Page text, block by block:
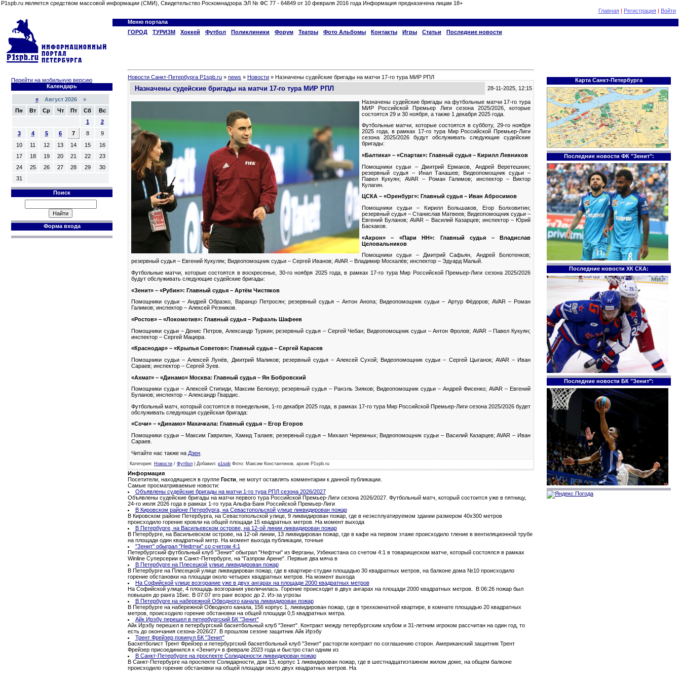
P1spb.ru является средством массовой информации (СМИ), Свидетельство Роскомнадзора ЭЛ № ФС 77 - 64849 от 10 февраля 2016 года Информация предназачена лицам 18+
Главная | Регистрация | Войти
Меню портала
ГОРОД
ТУРИЗМ Хоккей Футбол Поликлиники Форум Театры Фото Альбомы Контакты Игры Статьи Последние новости
Перейти на мобильную версию
Календарь
«Август 2026 »
Пн
Вт Ср Чт Пт Сб
Вс
1
2
3
4 5 6 7 8
9
10
11 12 13 14 15
16
17
18 19 20 21 22
23
24
25 26 27 28 29
30
31
Поиск
Форма входа
Новости Санкт-Петербурга P1spb.ru » news » Новости » Назначены судейские бригады на матчи 17-го тура МИР РПЛ
Назначены судейские бригады на матчи 17-го тура МИР РПЛ 28-11-2025, 12:15
Назначены судейские бригады на футбольные матчи 17-го тура
МИР Российской Премьер Лиги сезона 2025/2026, которые
состоятся 29 и 30 ноября, а также 1 декабря 2025 года.
Футбольные матчи, которые состоятся в субботу, 29-го ноября
2025 года, в рамках 17-го тура Мир Российской Премьер-Лиги
сезона 2025/2026 будут обслуживать следующие судейские
бригады:
«Балтика» – «Спартак»: Главный судья – Кирилл Левников
Помощники судьи – Дмитрий Ермаков, Андрей Веретешкин;
резервный судья – Инал Танашев; Видеопомощник судьи –
Павел Кукуян; AVAR – Роман Галимов; инспектор – Виктор
Кулагин.
ЦСКА – «Оренбург»: Главный судья – Иван Абросимов
Помощники судьи – Кирилл Большаков, Егор Болховитин;
резервный судья – Станислав Матвеев; Видеопомощник судьи –
Евгений Буланов; AVAR – Василий Казарцев; инспектор – Юрий
Баскаков.
«Акрон» – «Пари НН»: Главный судья – Владислав
Целовальников
Помощники судьи – Дмитрий Сафьян, Андрей Болотенков;
резервный судья – Евгений Кукуляк; Видеопомощник судьи – Сергей Иванов; AVAR – Владимир Москалёв; инспектор – Эдуард Малый.
Футбольные матчи, которые состоятся в воскресенье, 30-го ноября 2025 года, в рамках 17-го тура Мир Российской Премьер-Лиги сезона 2025/2026
будут обслуживать следующие судейские бригады:
«Зенит» – «Рубин»: Главный судья – Артём Чистяков
Помощники судьи – Андрей Образко, Варанцо Петросян; резервный судья – Антон Анопа; Видеопомощник судьи – Артур Фёдоров; AVAR – Роман
Галимов; инспектор – Алексей Резников.
«Ростов» – «Локомотив»: Главный судья – Рафаэль Шафеев
Помощники судьи – Денис Петров, Александр Туркин; резервный судья – Сергей Чебан; Видеопомощник судьи – Антон Фролов; AVAR – Павел Кукуян;
инспектор – Сергей Мацюра.
«Краснодар» – «Крылья Советов»: Главный судья – Сергей Карасев
Помощники судьи – Алексей Лунёв, Дмитрий Маликов; резервный судья – Алексей Сухой; Видеопомощник судьи – Сергей Цыганок; AVAR – Иван
Сараев; инспектор – Сергей Зуев.
«Ахмат» – «Динамо» Москва: Главный судья – Ян Бобровский
Помощники судьи – Алексей Стипиди, Максим Белокур; резервный судья – Ранэль Зияков; Видеопомощник судьи – Андрей Фисенко; AVAR – Евгений
Буланов; инспектор – Александр Гвардис.
Футбольный матч, который состоятся в понедельник, 1-го декабря 2025 года, в рамках 17-го тура Мир Российской Премьер-Лиги сезона 2025/2026 будет
обслуживать следующая судейская бригада:
«Сочи» – «Динамо» Махачкала: Главный судья – Егор Егоров
Помощники судьи – Максим Гаврилин, Хамид Талаев; резервный судья – Михаил Черемных; Видеопомощник судьи – Василий Казарцев; AVAR – Иван
Сараев.
Читайте нас также на Дзен
Категория: Новости / Футбол Добавил: p1spb Фото: Максим Константинов, архив P1spb.ru
Информация
Посетители, находящиеся в группе Гости , не могут оставлять комментарии к данной публикации.
Самые просматриваемые новости:
Объявлены судейские бригады на матчи 1-го тура РПЛ сезона 2026/2027
Объявлены судейские бригады на матчи первого тура Российской Премьер-Лиги сезона 2026/2027. Футбольный матч, который состоится уже в пятницу,
24-го июля 2026 года в рамках 1-го тура Альфа-Банк Российской Премьер-Лиги
В Кировском районе Петербурга, на Севастопольской улице ликвидирован пожар
В Кировском районе Петербурга, на Севастопольской улице, 9 ликвидирован пожар, где в неэксплуатируемом здании размером 40х300 метров
происходило горение кровли на общей площади 15 квадратных метров. На момент выхода
В Петербурге, на Васильевском острове, на 12-ой линии ликвидирован пожар
В Петербурге, на Васильевском острове, на 12-ой линии, 13 ликвидирован пожар, где в кафе на первом этаже происходило тление в вентиляционной трубе
на площади один квадратный метр. На момент выхода публикации, точные
"Зенит" обыграл "Нефтчи" со счетом 4:1
Петербургский футбольный клуб "Зенит" обыграл "Нефтчи" из Ферганы, Узбекистана со счетом 4:1 в товарищеском матче, который состоялся в рамках
Winline Суперсерии в Санкт-Петербурге, на "Газпром Арене". Первые два мяча в
В Петербурге на Плесецкой улице ликвидирован пожар
В Петербурге на Плесецкой улице ликвидирован пожар, где в квартире-студии площадью 30 квадратных метров, на балконе дома №10 происходило
горение обстановки на площади около четырех квадратных метров. На момент выхода
На Софийской улице возгорание уже в двух ангарах на площади 2000 квадратных метров
На Софийской улице, 4 площадь возгорания увеличилась. Горение происходит в двух ангарах на площади 2000 квадратных метров. В 06:26 пожар был
повышен до ранга 1Бис. В 07:07 его ранг возрос до 2. Из-за угрозы
В Петербурге на набережной Обводного канала ликвидирован пожар
В Петербурге на набережной Обводного канала, 156 корпус 1, ликвидирован пожар, где в трехкомнатной квартире, в комнате площадью 20 квадратных
метров, происходило горение обстановки на общей площади 0,5 квадратных метра.
Айк Ирэбу перешел в петербургский БК "Зенит"
Айк Ирэбу перешел в петербургский баскетбольный клуб "Зенит". Контракт между петербургским клубом и 31-летним игроком рассчитан на один год, то
есть до окончания сезона-2026/27. В прошлом сезоне защитник Айк Ирэбу
Трент Фрейзер покинул БК "Зенит"
Баскетболист Трент Фрейзер и петербургский баскетбольный клуб "Зенит" расторгли контракт по соглашению сторон. Американский защитник Трент
Фрейзер присоединился к «Зениту» в феврале 2023 года и быстро стал одним из
В Санкт-Петербурге на проспекте Солидарности ликвидирован пожар
В Санкт-Петербурге на проспекте Солидарности, дом 13, корпус 1 ликвидирован пожар, где в шестнадцатиэтажном жилом доме, на общем балконе
происходило горение обстановки на общей площади около двух квадратных метров. На
Карта Санкт-Петербурга
Последние новости ФК "Зенит":
Последние новости ХК СКА:
Последние новости БК "Зенит":